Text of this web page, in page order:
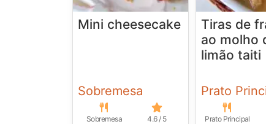
Mini cheesecake
Sobremesa
Sobremesa 4.6 / 5
Tiras de
ao molho
limão taiti
Prato
Prato Principal